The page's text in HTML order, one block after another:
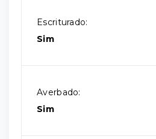
Escriturado:
Sim
Averbado:
Sim